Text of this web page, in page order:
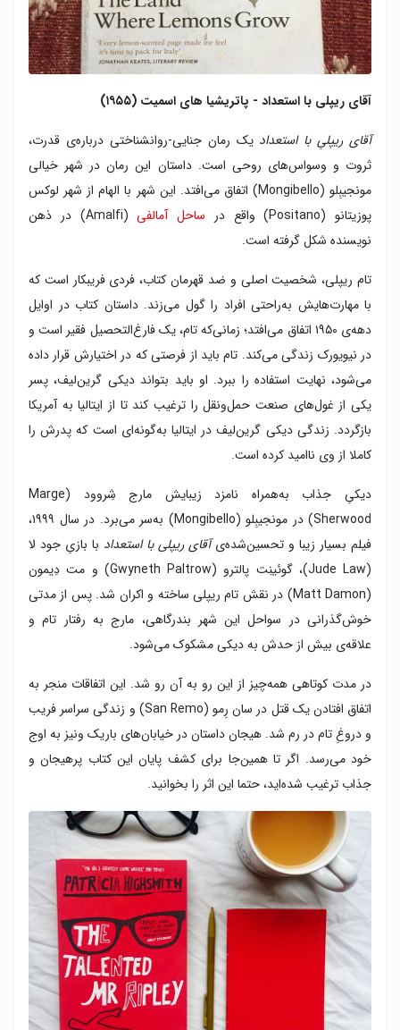
آقای ریپلی با استعداد - پاتریشیا های اسمیت (۱۹۵۵)
آقای ریپلیِ با استعداد یک رمان جنایی-روانشناختی درباره‌ی قدرت،
ثروت و وسواس‌های روحی است. داستان این رمان در شهر خیالی
مونجیبِلو (Mongibello) اتفاق می‌افتد. این شهر با الهام از شهر لوکس
پوزیتانو (Positano) واقع در
ساحل آمالفی
(Amalfi) در ذهن
نویسنده شکل گرفته است.
تام ریپلی، شخصیت اصلی و ضد قهرمان کتاب، فردی فریبکار است که
با مهارت‌هایش به‌راحتی افراد را گول می‌زند. داستان کتاب در اوایل
دهه‌ی ۱۹۵۰ اتفاق می‌افتد؛ زمانی‌که تام، یک فارغ‌التحصیل فقیر است و
در نیویورک زندگی می‌کند. تام باید از فرصتی که در اختیارش قرار داده
می‌شود، نهایت استفاده را ببرد. او باید بتواند دیکی گرین‌لیف، پسر
یکی از غول‌های صنعت حمل‌ونقل را ترغیب کند تا از ایتالیا به آمریکا
بازگردد. زندگی دیکی گرین‌لیف در ایتالیا به‌گونه‌ای است که پدرش را
کاملا از وی ناامید کرده است.
دیکیِ جذاب به‌همراه نامزد زیبایش مارج شِروود (Marge
Sherwood) در مونجیبِلو (Mongibello) به‌سر می‌برد. در سال ۱۹۹۹،
فیلم بسیار زیبا و تحسین‌شده‌یآقای ریپلی با استعداد با بازیِ جود لا
(Jude Law)، گوئینِت پالترو (Gwyneth Paltrow) و مت دِیمون
(Matt Damon) در نقش تام ریپلی ساخته و اکران شد. پس از مدتی
خوش‌گذرانی در سواحل این شهر بندرگاهی، مارج به رفتار تام و
علاقه‌ی بیش از حدش به دیکی مشکوک می‌شود.
در مدت کوتاهی همه‌چیز از این رو به آن رو شد. این اتفاقات منجر به
اتفاق افتادن یک قتل در سان رِمو (San Remo) و زندگی سراسر فریب
و دروغِ تام در رم شد. هیجان داستان در خیابان‌های باریک ونیز به اوج
خود می‌رسد. اگر تا همین‌جا برای کشف پایان این کتاب پرهیجان و
جذاب ترغیب شده‌اید، حتما این اثر را بخوانید.